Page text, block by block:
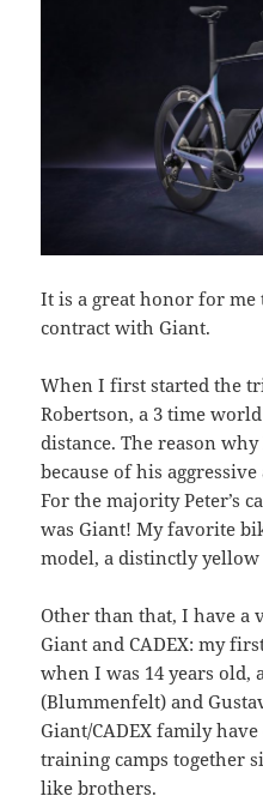
It is a great honor for me
contract with Giant.
When I first started the
Robertson, a 3 time
distance. The reason
because of his
For the majority Peter’s
was Giant! My favorite
model, a distinctly
Other than that, I have a
Giant and CADEX: my
when I was 14 years old,
(Blummenfelt) and
Giant/CADEX family
training camps together
like brothers.